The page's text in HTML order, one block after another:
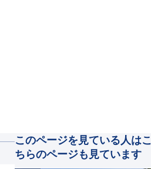
このページを見ている人はこ
ちらのページも見ています